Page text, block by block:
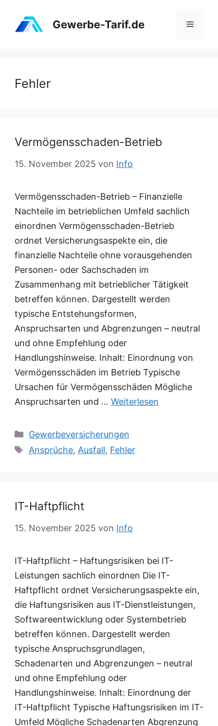
Inhalt
Gewerbe-Tarif.de Menü
Fehler
Vermögensschaden-Betrieb
15. November 2025 von Info
Vermögensschaden-Betrieb – Finanzielle
Nachteile im betrieblichen Umfeld sachlich
einordnen Vermögensschaden-Betrieb
ordnet Versicherungsaspekte ein, die
finanzielle Nachteile ohne vorausgehenden
Personen- oder Sachschaden im
Zusammenhang mit betrieblicher Tätigkeit
betreffen können. Dargestellt werden
typische Entstehungsformen,
Anspruchsarten und Abgrenzungen – neutral
und ohne Empfehlung oder
Handlungshinweise. Inhalt: Einordnung von
Vermögensschäden im Betrieb Typische
Ursachen für Vermögensschäden Mögliche
Anspruchsarten und … Weiterlesen
Kategorien
Gewerbeversicherungen
Schlagwörter
Ansprüche, Ausfall, Fehler
IT-Haftpflicht
15. November 2025 von Info
IT-Haftpflicht – Haftungsrisiken bei IT-
Leistungen sachlich einordnen Die IT-
Haftpflicht ordnet Versicherungsaspekte ein,
die Haftungsrisiken aus IT-Dienstleistungen,
Softwareentwicklung oder Systembetrieb
betreffen können. Dargestellt werden
typische Anspruchsgrundlagen,
Schadenarten und Abgrenzungen – neutral
und ohne Empfehlung oder
Handlungshinweise. Inhalt: Einordnung der
IT-Haftpflicht Typische Haftungsrisiken im IT-
Umfeld Mögliche Schadenarten Abgrenzung